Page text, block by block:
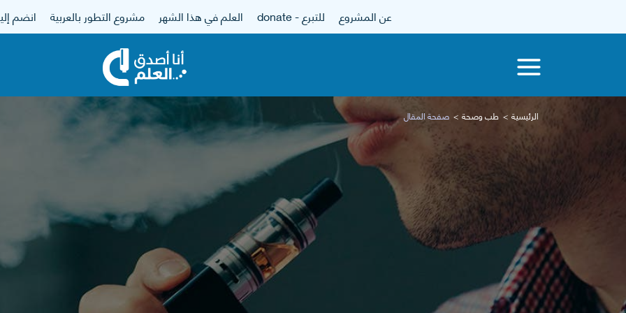
عن المشروع للتبرع - donate العلم في هذا الشهر مشروع التطور بالعربية انضم
الرئيسية طب وصحة صفحة المقال